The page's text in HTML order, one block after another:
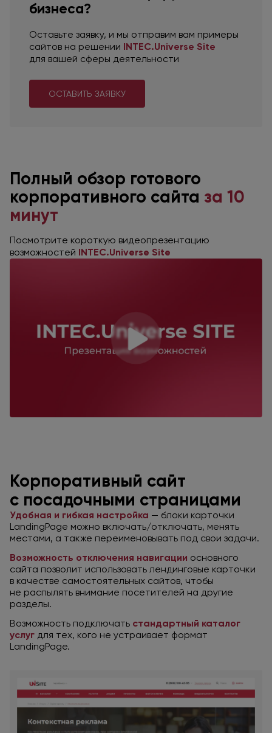
бизнеса?
Оставьте заявку, и мы отправим вам примеры
сайтов на решении INTEC.Universe Site
для вашей сферы деятельности
ОСТАВИТЬ ЗАЯВКУ
Полный обзор готового
корпоративного сайта за 10
минут
Посмотрите короткую видеопрезентацию
возможностей INTEC.Universe Site
Корпоративный сайт
с посадочными страницами
Удобная и гибкая настройка — блоки карточки
LandingPage можно включать/отключать, менять
местами, а также переименовывать под свои задачи.
Возможность отключения навигации основного
сайта позволит использовать лендинговые карточки
в качестве самостоятельных сайтов, чтобы
не распылять внимание посетителей на другие
разделы.
Возможность подключать стандартный каталог
услуг для тех, кого не устраивает формат
LandingPage.